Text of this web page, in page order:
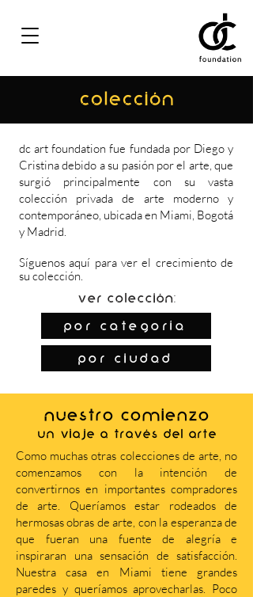
COLECCIÓN
dc art foundation fue fundada por Diego y
Cristina debido a su pasión por el arte, que
surgió principalmente con su vasta
colección privada de arte moderno y
contemporáneo, ubicada en Miami, Bogotá
y Madrid.
Síguenosaquí para ver el crecimiento de
su colección.
Ver colección:
por categoría
por ciudad
NUESTRO COMIENZO
Un viaje a través del arte
Como muchas otras colecciones de arte, no
comenzamos con la intención de
convertirnos en importantes compradores
de arte. Queríamos estar rodeados de
hermosas obras de arte, con la esperanza de
que fueran una fuente de alegría e
inspiraran una sensación de satisfacción.
Nuestra casa en Miami tiene grandes
paredes y queríamos aprovecharlas. Poco